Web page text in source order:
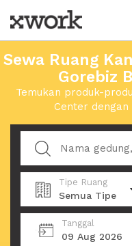
Sewa Ruang
Gorebiz
Temukan produk-
Center dengan
Tipe Ruang
Semua Tipe
Tanggal
09 Aug 2026